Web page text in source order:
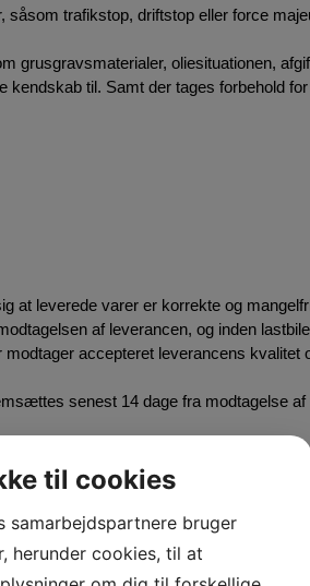
såsom trafikstop, driftstop eller force
grusgravsmaterialer, oliesituationen,
kendskab til. Samt der tages forbehold
at leverede varer er korrekte og
af leverancen, og inden
modtager accepteret leverancens kvalitet
senest 14 dage fra modtagelse af
til cookies
samarbejdspartnere bruger
herunder cookies, til at